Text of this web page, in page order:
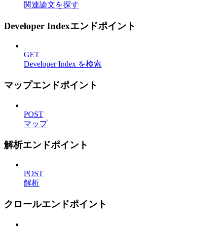
関連論文を探す
Developer Indexエンドポイント
GET
Developer Index を検索
マップエンドポイント
POST
マップ
解析エンドポイント
POST
解析
クロールエンドポイント